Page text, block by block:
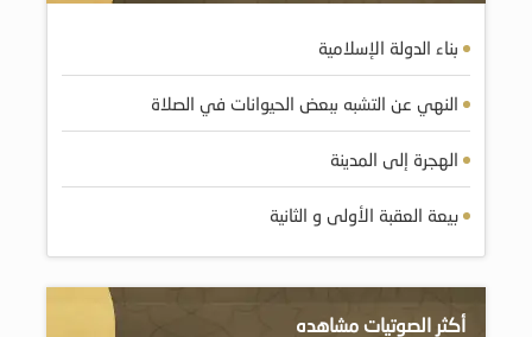
بناء الدولة الإسلامية
النهي عن التشبه ببعض الحيوانات في الصلاة
الهجرة إلى المدينة
بيعة العقبة الأولى و الثانية
أكثر الصوتيات مشاهده